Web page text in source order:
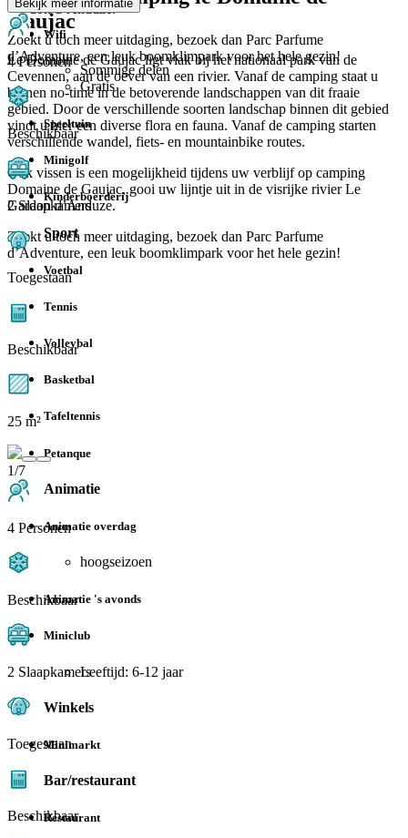
Gardon d’Anduze.
Zoekt u toch meer uitdaging, bezoek dan Parc Parfume
d’Adventure, een leuk boomklimpark voor het hele gezin!
Gaujac
Le Domaine de Gaujac ligt vlak bij het nationaal park van de
Cevennen, aan de oever van een rivier. Vanaf de camping staat u
binnen no-time in de betoverende landschappen van dit fraaie
gebied. Door de verschillende soorten landschap binnen dit gebied
vindt u hier een diverse flora en fauna. Vanaf de camping starten
verschillende wandel, fiets- en mountainbike routes.
Ook vissen is een mogelijkheid tijdens uw verblijf op camping
Domaine de Gaujac, gooi uw lijntje uit in de visrijke rivier Le
Gardon d’Anduze.
Zoekt u toch meer uitdaging, bezoek dan Parc Parfume
d’Adventure, een leuk boomklimpark voor het hele gezin!
Wifi
Sommige delen
Gratis
Speeltuin
Minigolf
Kinderboerderij
Sport
Voetbal
Tennis
Volleybal
Basketbal
Tafeltennis
Petanque
Animatie
Animatie overdag
hoogseizoen
Animatie 's avonds
Miniclub
Leeftijd: 6-12 jaar
Winkels
Minimarkt
Bar/restaurant
Restaurant
Bekijk meer informatie
4 Personen
Beschikbaar
2 Slaapkamers
Toegestaan
Beschikbaar
25 m²
1/7
4 Personen
Beschikbaar
2 Slaapkamers
Toegestaan
Beschikbaar